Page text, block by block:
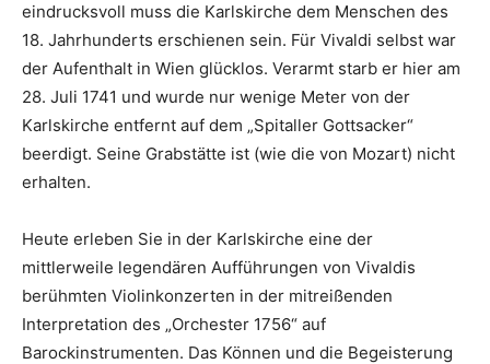
eindrucksvoll muss die Karlskirche dem Menschen des
18. Jahrhunderts erschienen sein. Für Vivaldi selbst war
der Aufenthalt in Wien glücklos. Verarmt starb er hier am
28. Juli 1741 und wurde nur wenige Meter von der
Karlskirche entfernt auf dem „Spitaller Gottsacker“
beerdigt. Seine Grabstätte ist (wie die von Mozart) nicht
erhalten.
Heute erleben Sie in der Karlskirche eine der
mittlerweile legendären Aufführungen von Vivaldis
berühmten Violinkonzerten in der mitreißenden
Interpretation des „Orchester 1756“ auf
Barockinstrumenten. Das Können und die Begeisterung